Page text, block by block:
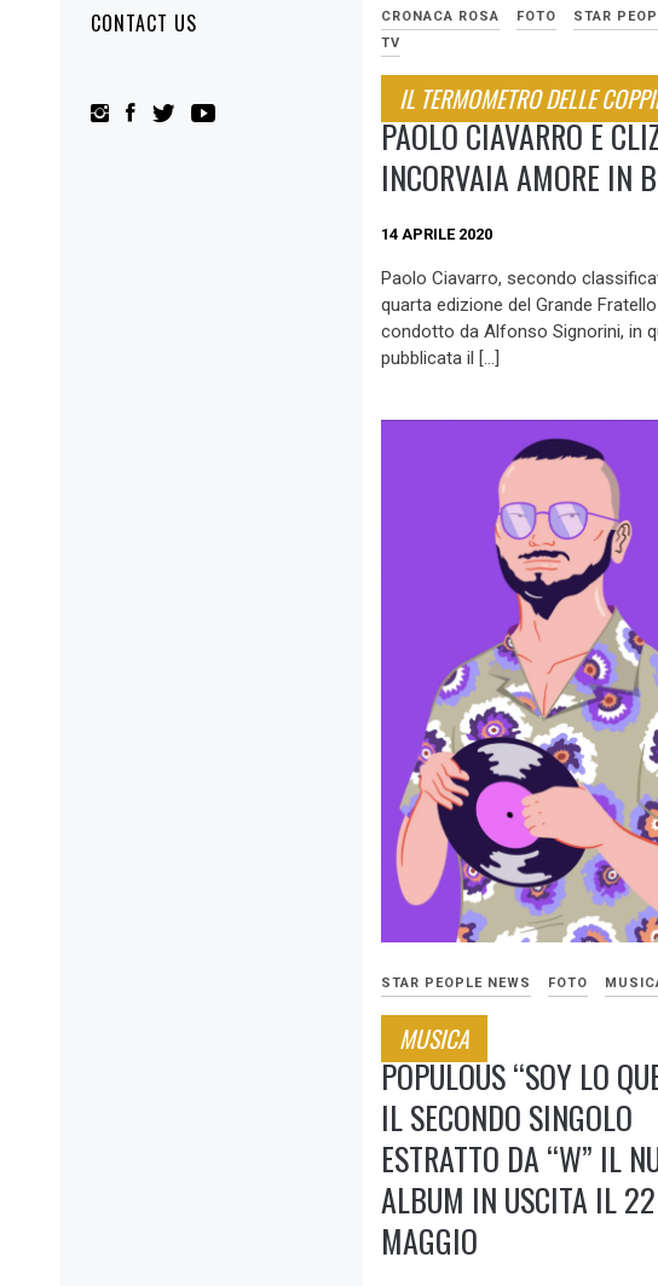
CONTACT US
CRONACA ROSA FOTO
STAR
TV
IL TERMOMETRO DELLE
PAOLO CIAVARRO E
INCORVAIA AMORE IN
14 APRILE 2020
Paolo Ciavarro, secondo
quarta edizione del Grande
condotto da Alfonso Signorini, in
pubblicata il […]
STAR PEOPLE NEWS FOTO
MUSICA
POPULOUS “SOY LO
IL SECONDO SINGOLO
ESTRATTO DA “W” IL
ALBUM IN USCITA IL 22
MAGGIO